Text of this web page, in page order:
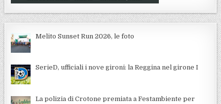
Melito Sunset Run 2026, le foto
SerieD, ufficiali i nove gironi: la Reggina nel girone I
La polizia di Crotone premiata a Festambiente per